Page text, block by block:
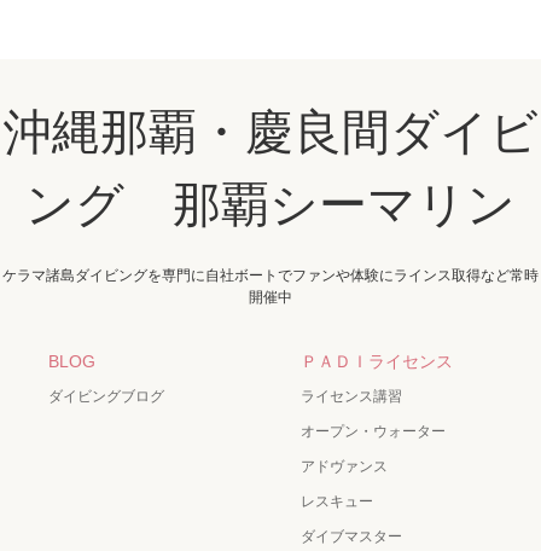
沖縄那覇・慶良間ダイビ
ング 那覇シーマリン
ケラマ諸島ダイビングを専門に自社ボートでファンや体験にラインス取得など常時
開催中
BLOG
ダイビングブログ
ＰＡＤＩライセンス
ライセンス講習
オープン・ウォーター
アドヴァンス
レスキュー
ダイブマスター